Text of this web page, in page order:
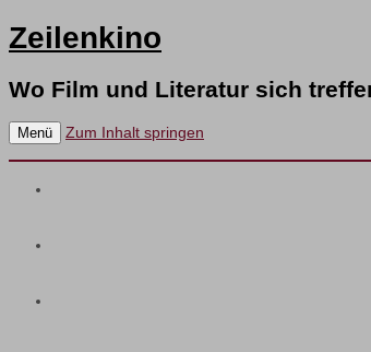
Zeilenkino
Wo Film und Literatur sich
Menü Zum Inhalt springen